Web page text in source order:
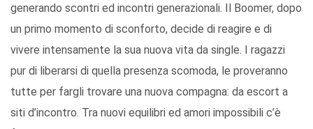
generando scontri ed incontri generazionali. Il Boomer, dopo
un primo momento di sconforto, decide di reagire e di
vivere intensamente la sua nuova vita da single. I ragazzi
pur di liberarsi di quella presenza scomoda, le proveranno
tutte per fargli trovare una nuova compagna: da escort a
siti d’incontro. Tra nuovi equilibri ed amori impossibili c’è